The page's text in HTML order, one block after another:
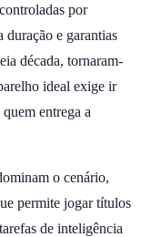
por
e garantias
década, tornaram-
ideal exige ir
entrega a
o cenário,
permite jogar títulos
de inteligência